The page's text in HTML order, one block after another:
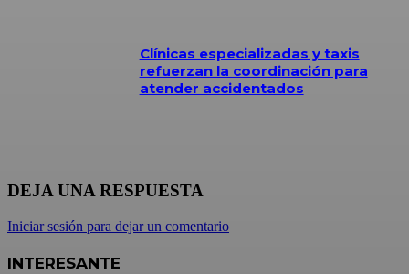
Clínicas especializadas y taxis
refuerzan la coordinación para
atender accidentados
DEJA UNA RESPUESTA
Iniciar sesión para dejar un comentario
INTERESANTE